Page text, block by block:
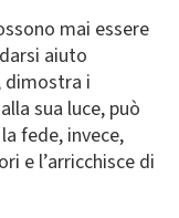
mai essere
aiuto
dimostra i
sua luce, può
fede, invece,
e l’arricchisce di